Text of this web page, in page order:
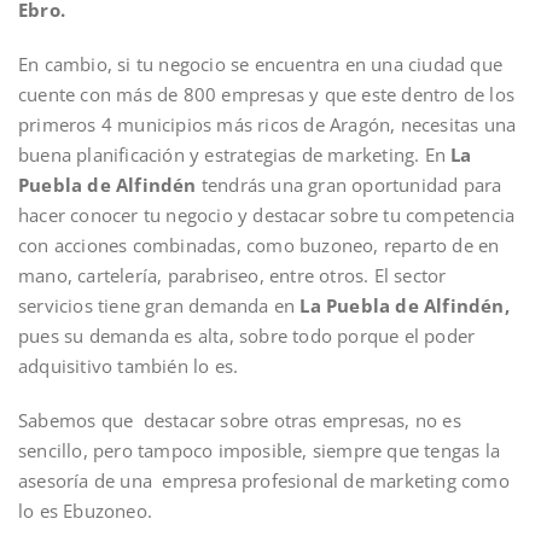
Ebro.
En cambio, si tu negocio se encuentra en una ciudad que
cuente con más de 800 empresas y que este dentro de los
primeros 4 municipios más ricos de Aragón, necesitas una
buena planificación y estrategias de marketing. En La
Puebla de Alfindén tendrás una gran oportunidad para
hacer conocer tu negocio y destacar sobre tu competencia
con acciones combinadas, como buzoneo, reparto de en
mano, cartelería, parabriseo, entre otros. El sector
servicios tiene gran demanda en La Puebla de Alfindén,
pues su demanda es alta, sobre todo porque el poder
adquisitivo también lo es.
Sabemos que destacar sobre otras empresas, no es
sencillo, pero tampoco imposible, siempre que tengas la
asesoría de una empresa profesional de marketing como
lo es Ebuzoneo.